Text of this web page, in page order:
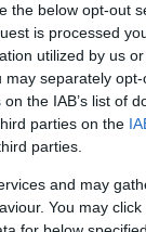
the below opt-out
is processed
utilized by us
may separately
the IAB’s list of
parties on the
parties.
and may
You may
és